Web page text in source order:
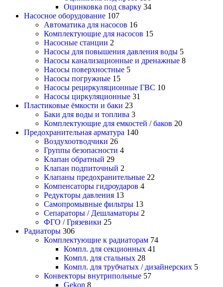
Оцинковка под сварку 34
Насосное оборудование 107
Автоматика для насосов 16
Комплектующие для насосов 15
Насосные станции 2
Насосы для повышения давления воды 5
Насосы канализационные и дренажные 8
Насосы поверхностные 5
Насосы погружные 15
Насосы рециркуляционные ГВС 10
Насосы циркуляционные 31
Пластиковые ёмкости и баки 23
Баки для воды и топлива 3
Комплектующие для емкостей / баков 20
Предохранительная арматура 140
Воздухоотводчики 26
Группы безопасности 4
Клапан обратный 29
Клапан подпиточный 2
Клапаны предохранительные 22
Компенсаторы гидроударов 4
Редукторы давления 13
Самопромывные фильтры 13
Сепараторы / Дешламаторы 2
ФГО / Грязевики 25
Радиаторы 306
Комплектующие к радиаторам 74
Компл. для секционных 41
Компл. для стальных 28
Компл. для трубчатых / дизайнерских 5
Конвекторы внутрипольные 57
Gekon 8